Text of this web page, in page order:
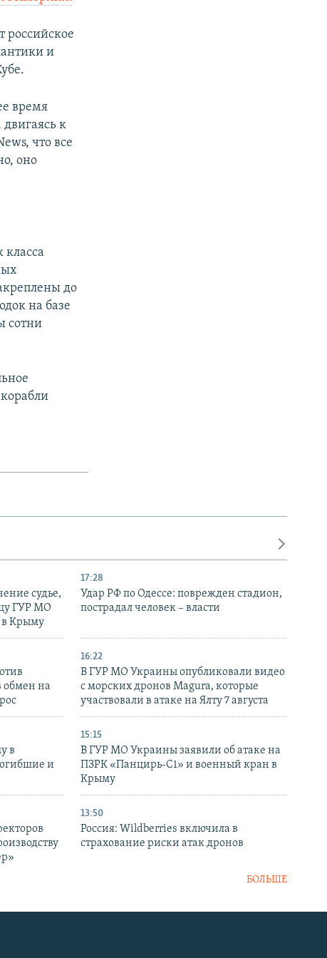
российское
и
время
к
что все
оно
до
на базе
сотни
судье,
ГУР МО
в Крыму
17:28
Удар РФ по Одессе: поврежден стадион,
пострадал человек – власти
обмен на
16:22
В ГУР МО Украины опубликовали видео
с морских дронов Magura, которые
участвовали в атаке на Ялту 7 августа
в
и
15:15
В ГУР МО Украины заявили об атаке на
ПЗРК «Панцирь-С1» и военный кран в
Крыму
13:50
Россия: Wildberries включила в
страхование риски атак дронов
БОЛЬШЕ